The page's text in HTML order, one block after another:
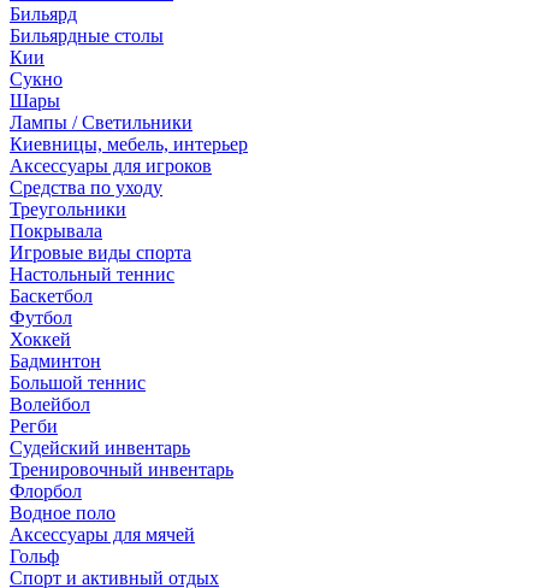
Бильярд
Бильярдные столы
Кии
Сукно
Шары
Лампы / Светильники
Киевницы, мебель, интерьер
Аксессуары для игроков
Средства по уходу
Треугольники
Покрывала
Игровые виды спорта
Настольный теннис
Баскетбол
Футбол
Хоккей
Бадминтон
Большой теннис
Волейбол
Регби
Судейский инвентарь
Тренировочный инвентарь
Флорбол
Водное поло
Аксессуары для мячей
Гольф
Спорт и активный отдых